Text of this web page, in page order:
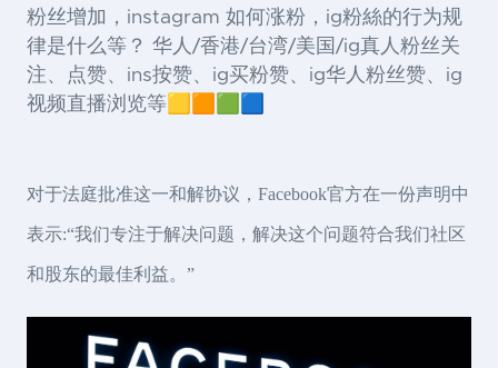
粉丝增加，instagram 如何涨粉，ig粉絲的行为规
律是什么等？ 华人/香港/台湾/美国/ig真人粉丝关
注、点赞、ins按赞、ig买粉赞、ig华人粉丝赞、ig
视频直播浏览等🟨🟧🟩🟦
对于法庭批准这一和解协议，Facebook官方在一份声明中
表示:“我们专注于解决问题，解决这个问题符合我们社区
和股东的最佳利益。”